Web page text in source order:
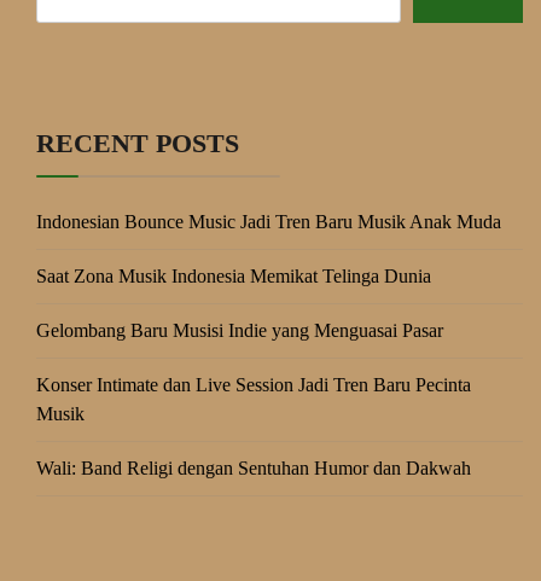
RECENT POSTS
Indonesian Bounce Music Jadi Tren Baru Musik Anak Muda
Saat Zona Musik Indonesia Memikat Telinga Dunia
Gelombang Baru Musisi Indie yang Menguasai Pasar
Konser Intimate dan Live Session Jadi Tren Baru Pecinta
Musik
Wali: Band Religi dengan Sentuhan Humor dan Dakwah